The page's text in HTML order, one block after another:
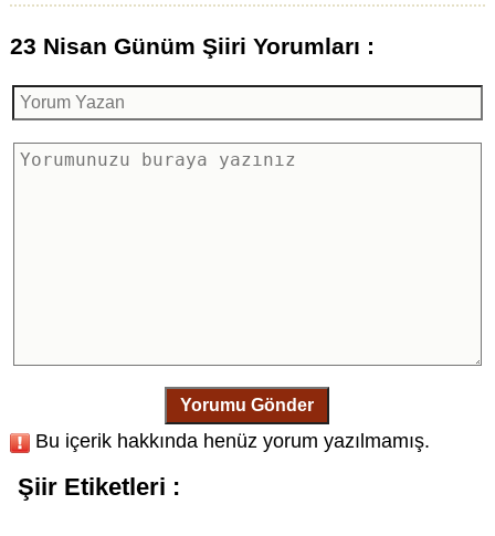
23 Nisan Günüm Şiiri Yorumları :
Yorumu Gönder
Bu içerik hakkında henüz yorum yazılmamış.
Şiir Etiketleri :